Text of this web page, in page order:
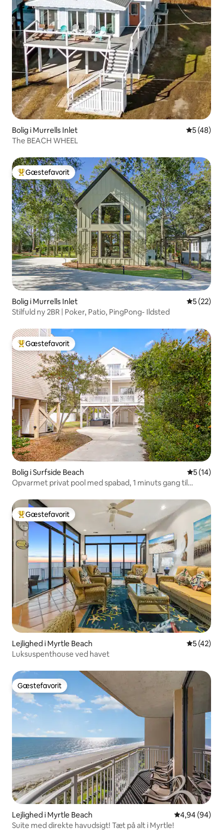
Bolig i Murrells Inlet 5 ud af 5 i
5 (48)
The BEACH WHEEL
Bedste gæstefavorit
Gæstefavorit
Bolig i Murrells Inlet 5 ud af 5 i
5 (22)
Stilfuld ny 2BR | Poker, Patio, PingPong- Ildsted
Bedste gæstefavorit
Gæstefavorit
Bolig i Surfside Beach 5 ud af 5 i
5 (14)
Opvarmet privat pool med spabad, 1 minuts gang til
Bedste gæstefavorit
Gæstefavorit
Lejlighed i Myrtle Beach 5 ud af 5 i
5 (42)
Luksuspenthouse ved havet
Gæstefavorit
Gæstefavorit
Lejlighed i Myrtle Beach 4,94 ud af 5 i
4,94 (94)
Suite med direkte havudsigt! Tæt på alt i Myrtle!